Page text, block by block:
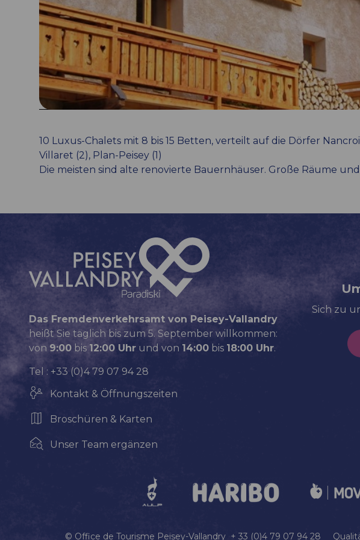
10 Luxus-Chalets mit 8 bis 15 Betten, verteilt auf die Dörfer
Villaret (2), Plan-Peisey (1)
Die meisten sind alte renovierte Bauernhäuser. Große Räume
Das Fremdenverkehrsamt von Peisey-Vallandry
heißt Sie täglich bis zum 5. September willkommen:
von 9:00 bis 12:00 Uhr und von 14:00 bis 18:00 Uhr.
Tel : +33 (0)4 79 07 94 28
Kontakt & Öffnungszeiten
Broschüren & Karten
Unser Team ergänzen
Sich zu
© Office de Tourisme Peisey-Vallandry + 33 (0)4 79 07 94 28